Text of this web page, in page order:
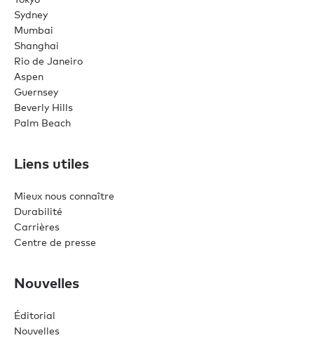
Sydney
Mumbai
Shanghai
Rio de Janeiro
Aspen
Guernsey
Beverly Hills
Palm Beach
Liens utiles
Mieux nous connaître
Durabilité
Carrières
Centre de presse
Nouvelles
Éditorial
Nouvelles